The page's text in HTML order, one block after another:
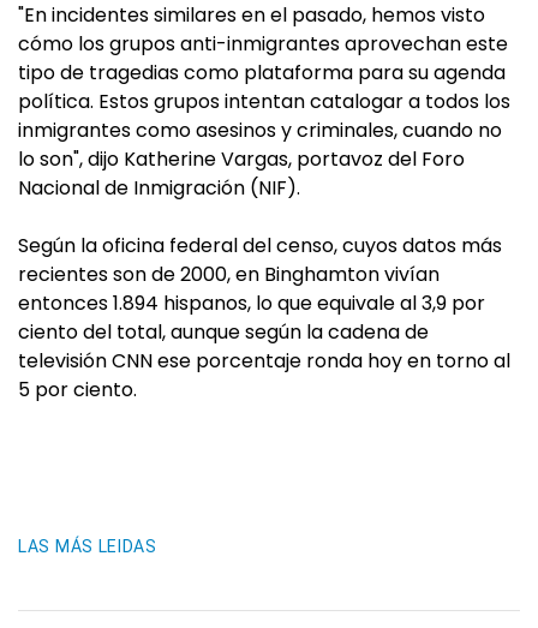
"En incidentes similares en el pasado, hemos visto
cómo los grupos anti-inmigrantes aprovechan este
tipo de tragedias como plataforma para su agenda
política. Estos grupos intentan catalogar a todos los
inmigrantes como asesinos y criminales, cuando no
lo son", dijo Katherine Vargas, portavoz del Foro
Nacional de Inmigración (NIF).
Según la oficina federal del censo, cuyos datos más
recientes son de 2000, en Binghamton vivían
entonces 1.894 hispanos, lo que equivale al 3,9 por
ciento del total, aunque según la cadena de
televisión CNN ese porcentaje ronda hoy en torno al
5 por ciento.
LAS MÁS LEIDAS